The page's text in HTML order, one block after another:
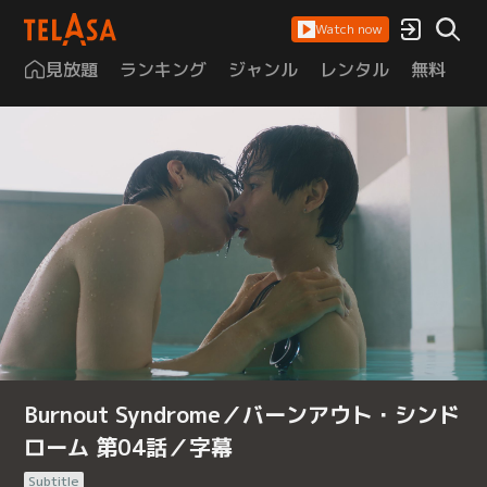
Watch now
見放題 ランキング ジャンル レンタル 無料
Burnout Syndrome／バーンアウト・シンド
ローム 第04話／字幕
Subtitle